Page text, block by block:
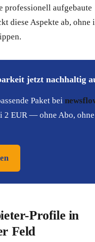
professionell aufgebaute
diese Aspekte ab, ohne
jetzt nachhaltig
Paket bei
2 EUR — ohne Abo, ohne
Profile in
Feld